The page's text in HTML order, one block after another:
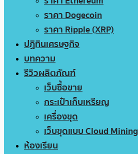
ราคา Dogecoin
ราคา Ripple (XRP)
ปฏิทินเศรษฐกิจ
บทความ
รีวิวผลิตภัณฑ์
เว็บซื้อขาย
กระเป๋าเก็บเหรียญ
เครื่องขุด
เว็บขุดแบบ Cloud Mining
ห้องเรียน